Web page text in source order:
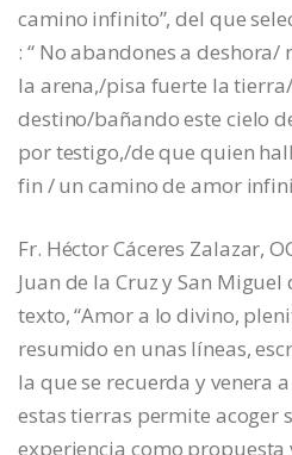
camino infinito”, del que
: “ No abandones a deshora/
la arena,/pisa fuerte la
destino/bañando este cielo
por testigo,/de que quien
fin / un camino de amor
Fr. Héctor Cáceres Zalazar,
Juan de la Cruz y San
texto, “Amor a lo divino,
resumido en unas líneas,
la que se recuerda y venera
estas tierras permite acoger
experiencia como propuesta